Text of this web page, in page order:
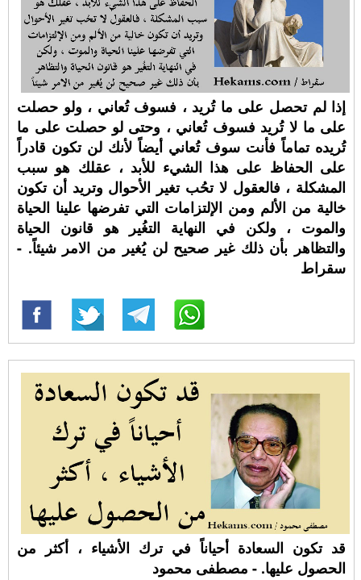
إذا لم تحصل على ما تُريد ، فسوف تُعاني ، ولو حصلت
على ما لا تُريد فسوف تُعاني ، وحتى لو حصلت على ما
تُريده تماماً فأنت سوف تُعاني أيضاً لأنك لن تكون قادراً
على الحفاظ على هذا الشيء للأبد ، عقلك هو سبب
المشكلة ، فالعقول لا تحُب تغير الأحوال وتريد أن تكون
خالية من الألم ومن الإلتزامات التي تفرضها علينا الحياة
والموت ، ولكن في النهاية التغُير هو قانون الحياة
والتظاهر بأن ذلك غير صحيح لن يُغير من الامر شيئاً. -
سقراط
قد تكون السعادة أحياناً في ترك الأشياء ، أكثر من
الحصول عليها. - مصطفى محمود